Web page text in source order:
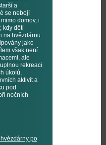
a
se nebojí
domov, i
kdy děti
na hvězdárnu.
jako
však není
ale
rekreaci
úkolů,
aktivit a
pod
nočních
po